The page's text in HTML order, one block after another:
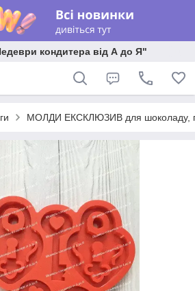
кондитера від А до Я"
МОЛДИ ЕКСКЛЮЗИВ для шоколаду,